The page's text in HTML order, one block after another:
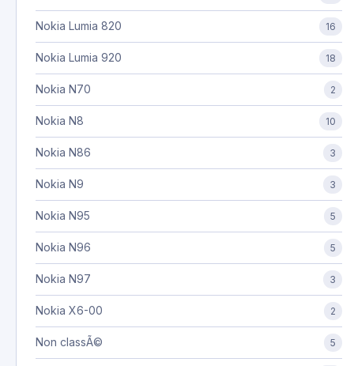
Nokia Lumia 820 16
Nokia Lumia 920 18
Nokia N70 2
Nokia N8 10
Nokia N86 3
Nokia N9 3
Nokia N95 5
Nokia N96 5
Nokia N97 3
Nokia X6-00 2
Non classÃ© 5